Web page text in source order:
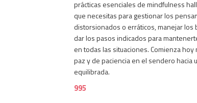
prácticas esenciales de mindfulness
que necesitas para gestionar los
distorsionados o erráticos, manejar los
dar los pasos indicados para
en todas las situaciones. Comienza hoy
paz y de paciencia en el sendero hacia
equilibrada.
995